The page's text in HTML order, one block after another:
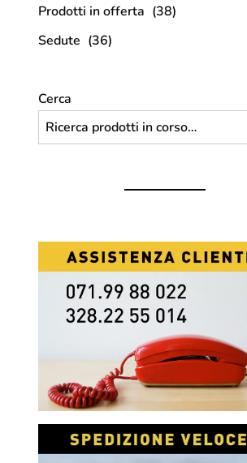
Prodotti in offerta (38)
Sedute (36)
Cerca